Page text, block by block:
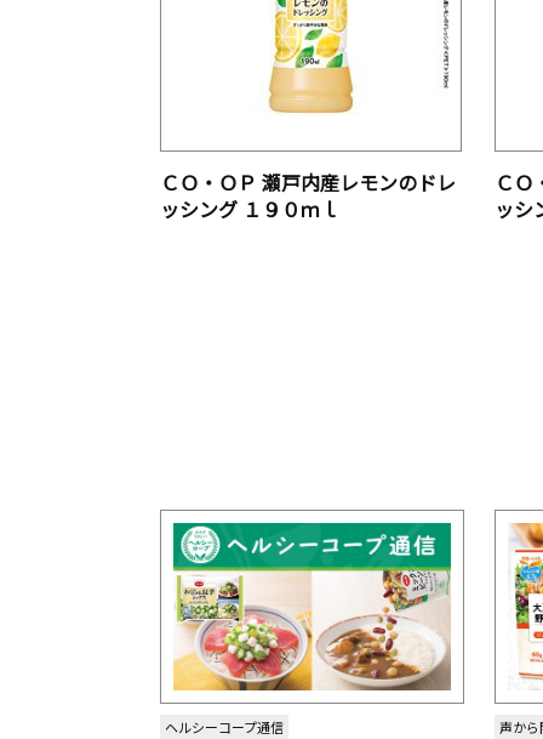
ＣＯ・ＯＰ 瀬戸内産レモンのドレ
ッシング １９０ｍｌ
ＣＯ
ッシ
ヘルシーコープ通信 声か